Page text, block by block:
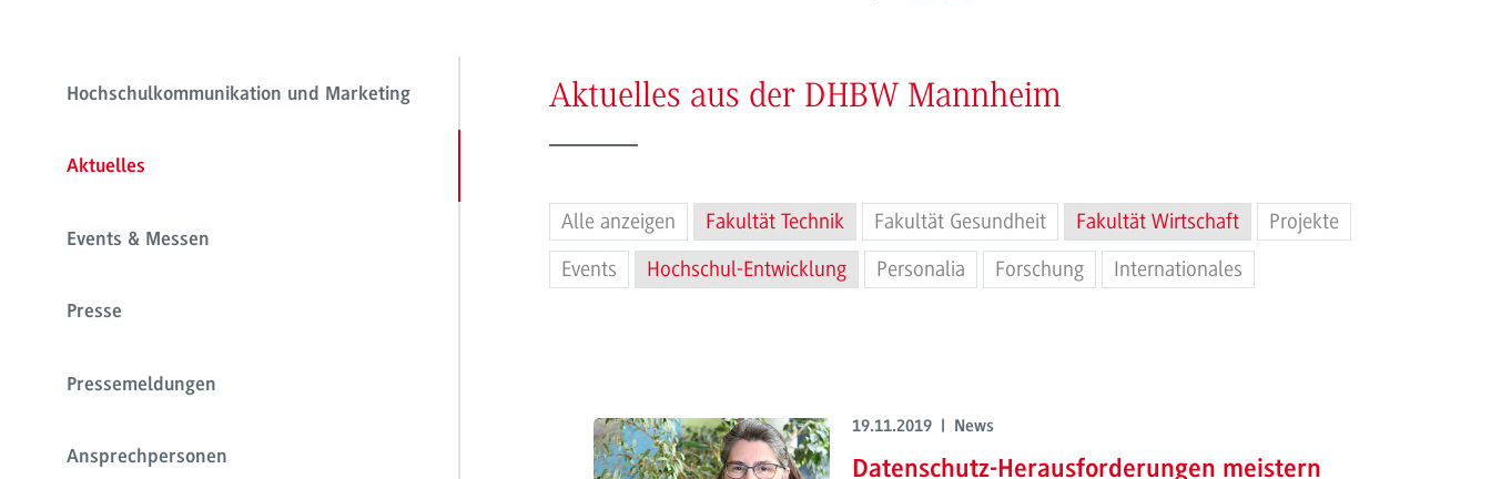
Hochschulkommunikation und Marketing
Aktuelles
Events & Messen
Presse
Pressemeldungen
Ansprechpersonen
Aktuelles aus der DHBW Mannheim
Alle anzeigen Fakultät Technik Fakultät Gesundheit Fakultät Wirtschaft
Projekte
Events
Hochschul-Entwicklung Personalia Forschung Internationales
19.11.2019 | News
Datenschutz-Herausforderungen meistern